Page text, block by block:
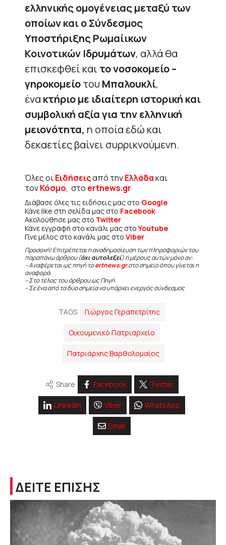
ελληνικής ομογένειας μεταξύ των
οποίων και ο Σύνδεσμος
Υποστήριξης Ρωμαίικων
Κοινοτικών Ιδρυμάτων, αλλά θα
επισκεφθεί και το νοσοκομείο –
γηροκομείοτου Μπαλουκλί,
ένα κτήριο με ιδιαίτερη ιστορική και
συμβολική αξία για την ελληνική
μειονότητα, η οποία εδώ και
δεκαετίες βαίνει συρρικνούμενη.
Όλες οιΕιδήσειςαπό τηνΕλλάδακαι
τονΚόσμο, στο ertnews.gr
Διάβασε όλες τις ειδήσεις μας στο Google
Κάνε like στη σελίδα μας στο Facebook
Ακολούθησε μας στο Twitter
Κάνε εγγραφή στο κανάλι μας στοYoutube
Γίνε μέλος στο κανάλι μας στο Viber
Προσοχή! Επιτρέπεται η αναδημοσίευση των πληροφοριών του
παραπάνω άρθρου (όχι αυτολεξεί) ή μέρους αυτών μόνο αν:
– Αναφέρεται ως πηγή τοertnews.grστο σημείο όπου γίνεται η
αναφορά.
– Στο τέλος του άρθρου ως Πηγή
– Σε ένα από τα δύο σημεία να υπάρχει ενεργός σύνδεσμος
TAGS Γιώργος Γεραπετρίτης
Οικουμενικό Πατριαρχείο
Πατριάρχης Βαρθολομαίος
Share Facebook Twitter
Linkedin Viber WhatsApp
Email
ΔΕΙΤΕ ΕΠΙΣΗΣ